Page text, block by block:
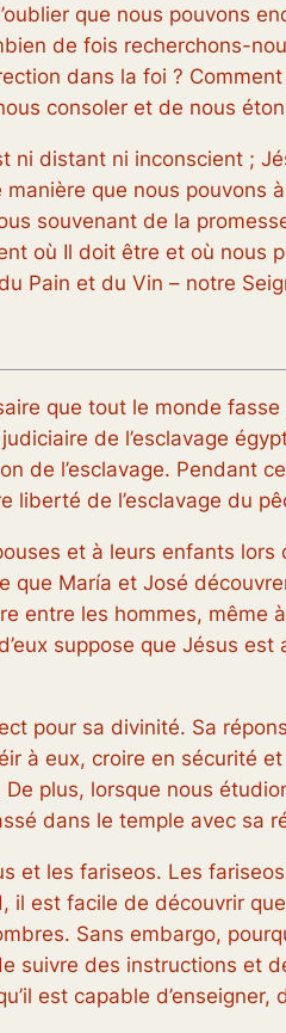
que nous pouvons
de fois recherchons-
dans la foi ?
consoler et de nous
ni distant ni inconscient ;
que nous
souvenant de la
où Il doit être et où nous
Pain et du Vin – notre
que tout le monde
de l’esclavage
de l’esclavage. Pendant
liberté de l’esclavage du
et à leurs enfants
que María et José
entre les hommes, même
suppose que Jésus
pour sa divinité. Sa
à eux, croire en sécurité
plus, lorsque nous
dans le temple avec sa
et les fariseos. Les
il est facile de découvrir
Sans embargo,
suivre des instructions et
est capable